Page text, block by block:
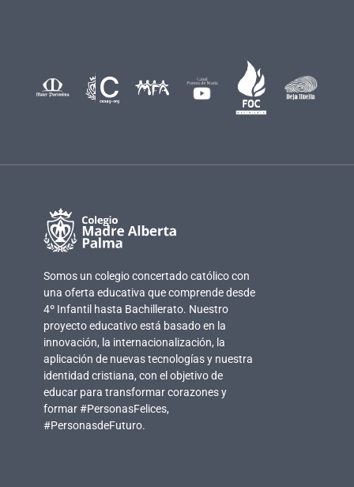
Somos un colegio concertado católico con
una oferta educativa que comprende desde
4º Infantil hasta Bachillerato. Nuestro
proyecto educativo está basado en la
innovación, la internacionalización, la
aplicación de nuevas tecnologías y nuestra
identidad cristiana, con el objetivo de
educar para transformar corazones y
formar #PersonasFelices,
#PersonasdeFuturo.